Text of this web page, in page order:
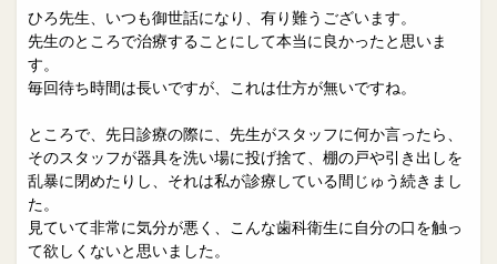
ひろ先生、いつも御世話になり、有り難うございます。
先生のところで治療することにして本当に良かったと思いま
す。
毎回待ち時間は長いですが、これは仕方が無いですね。
ところで、先日診療の際に、先生がスタッフに何か言ったら、
そのスタッフが器具を洗い場に投げ捨て、棚の戸や引き出しを
乱暴に閉めたりし、それは私が診療している間じゅう続きまし
た。
見ていて非常に気分が悪く、こんな歯科衛生に自分の口を触っ
て欲しくないと思いました。